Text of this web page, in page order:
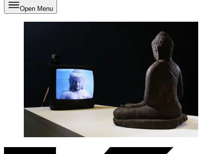
Open Menu